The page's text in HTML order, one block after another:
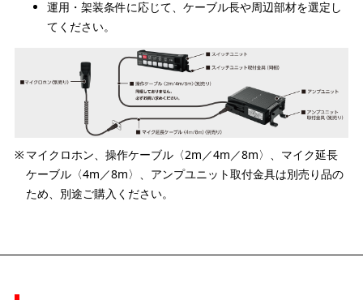
運用・架装条件に応じて、ケーブル長や周辺部材を選定し
てください。
マイクロホン、操作ケーブル〈2m／4m／8m〉、マイク延長
ケーブル〈4m／8m〉、アンプユニット取付金具は別売り品の
ため、別途ご購入ください。